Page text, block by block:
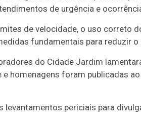
de urgência e
de velocidade, o uso correto
fundamentais para reduzir
do Cidade Jardim
homenagens foram publicadas
periciais para